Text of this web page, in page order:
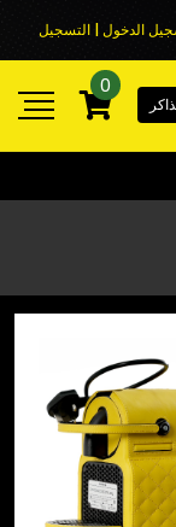
الدخول | التسجيل
0